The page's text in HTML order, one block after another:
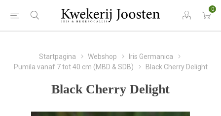
0
Startpagina Webshop
Iris Germanica
Pumila vanaf 7 tot 40 cm (MBD & SDB)
Black Cherry Delight
Black Cherry Delight